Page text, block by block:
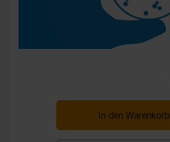
In den Warenkorb